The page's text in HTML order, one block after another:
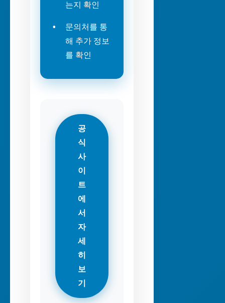
는지 확인
문의처를 통
해 추가 정보
를 확인
공
식
사
이
트
에
서
자
세
히
보
기